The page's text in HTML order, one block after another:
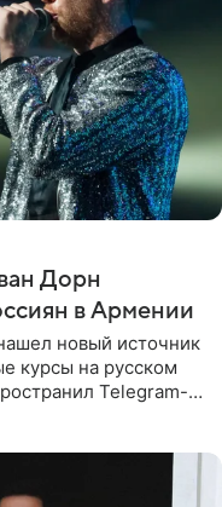
Дорн
в Армении
новый источник
курсы на русском
Telegram-